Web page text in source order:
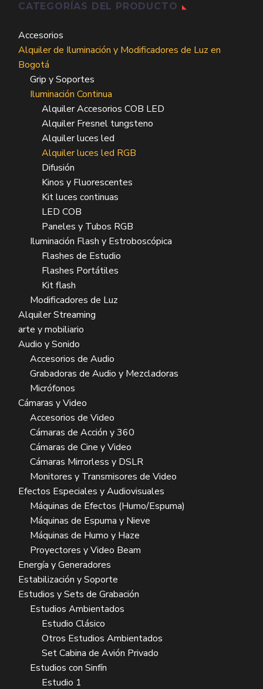
CATEGORÍAS DEL PRODUCTO
Accesorios
Alquiler de Iluminación y Modificadores de Luz en
Bogotá
Grip y Soportes
Iluminación Continua
Alquiler Accesorios COB LED
Alquiler Fresnel tungsteno
Alquiler luces led
Alquiler luces led RGB
Difusión
Kinos y Fluorescentes
Kit luces continuas
LED COB
Paneles y Tubos RGB
Iluminación Flash y Estroboscópica
Flashes de Estudio
Flashes Portátiles
Kit flash
Modificadores de Luz
Alquiler Streaming
arte y mobiliario
Audio y Sonido
Accesorios de Audio
Grabadoras de Audio y Mezcladoras
Micrófonos
Cámaras y Video
Accesorios de Video
Cámaras de Acción y 360
Cámaras de Cine y Video
Cámaras Mirrorless y DSLR
Monitores y Transmisores de Video
Efectos Especiales y Audiovisuales
Máquinas de Efectos (Humo/Espuma)
Máquinas de Espuma y Nieve
Máquinas de Humo y Haze
Proyectores y Video Beam
Energía y Generadores
Estabilización y Soporte
Estudios y Sets de Grabación
Estudios Ambientados
Estudio Clásico
Otros Estudios Ambientados
Set Cabina de Avión Privado
Estudios con Sinfín
Estudio 1